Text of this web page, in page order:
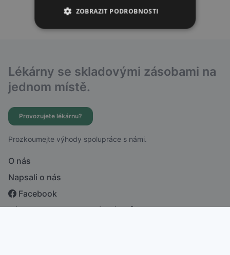
Lékárny se skladovými zásobami na
jednom místě.
Provozujete lékárnu?
Prozkoumejte výhody spolupráce s námi.
O nás
Napsali o nás
Facebook
Zásady ochrany osobních údajů
ZOBRAZIT PODROBNOSTI